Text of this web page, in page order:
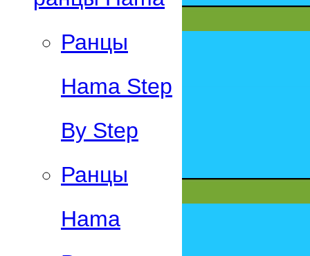
Ранцы
Hama Step
By Step
Ранцы
Hama